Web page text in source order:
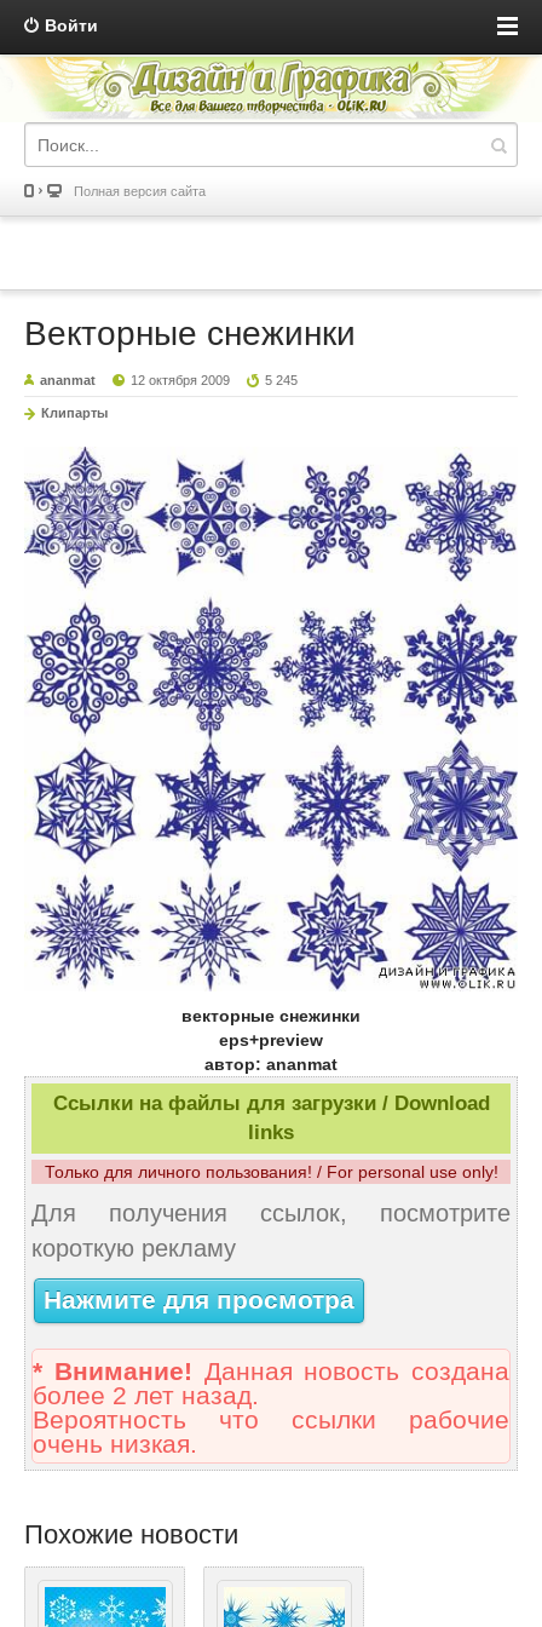
Войти
Полная версия сайта
Векторные снежинки
ananmat 12 октября 2009 5 245
Клипарты
векторные снежинки
eps+preview
автор: ananmat
Ссылки на файлы для загрузки / Download
links
Только для личного пользования! / For personal use only!
Для получения ссылок, посмотрите
короткую рекламу
Нажмите для просмотра
* Внимание! Данная новость создана
более 2 лет назад.
Вероятность что ссылки рабочие
очень низкая.
Похожие новости